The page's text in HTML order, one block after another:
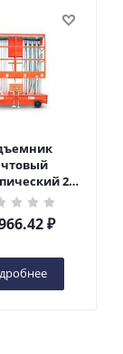
200
GTWY10-
2-мачтовый
(N) в
₽